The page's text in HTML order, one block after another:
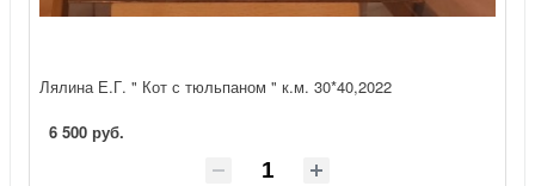
Лялина Е.Г. " Кот с тюльпаном " к.м. 30*40,2022
6 500 руб.